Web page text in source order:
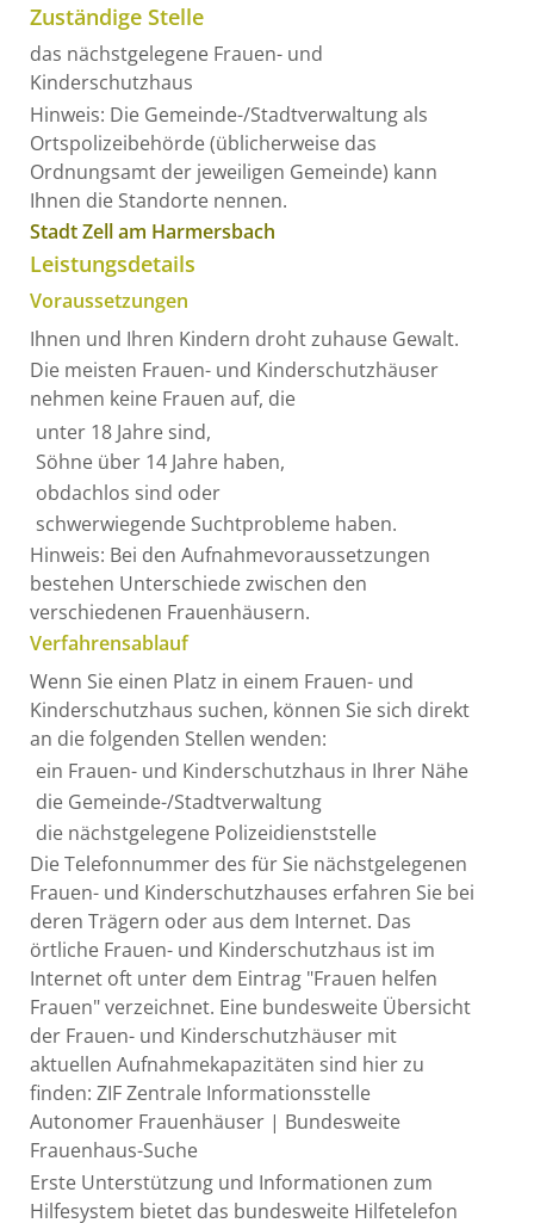
Zuständige Stelle
das nächstgelegene Frauen- und
Kinderschutzhaus
Hinweis: Die Gemeinde-/Stadtverwaltung als
Ortspolizeibehörde (üblicherweise das
Ordnungsamt der jeweiligen Gemeinde) kann
Ihnen die Standorte nennen.
Stadt Zell am Harmersbach
Leistungsdetails
Voraussetzungen
Ihnen und Ihren Kindern droht zuhause Gewalt.
Die meisten Frauen- und Kinderschutzhäuser
nehmen keine Frauen auf, die
unter 18 Jahre sind,
Söhne über 14 Jahre haben,
obdachlos sind oder
schwerwiegende Suchtprobleme haben.
Hinweis: Bei den Aufnahmevoraussetzungen
bestehen Unterschiede zwischen den
verschiedenen Frauenhäusern.
Verfahrensablauf
Wenn Sie einen Platz in einem Frauen- und
Kinderschutzhaus suchen, können Sie sich direkt
an die folgenden Stellen wenden:
ein Frauen- und Kinderschutzhaus in Ihrer Nähe
die Gemeinde-/Stadtverwaltung
die nächstgelegene Polizeidienststelle
Die Telefonnummer des für Sie nächstgelegenen
Frauen- und Kinderschutzhauses erfahren Sie bei
deren Trägern oder aus dem Internet. Das
örtliche Frauen- und Kinderschutzhaus ist im
Internet oft unter dem Eintrag "Frauen helfen
Frauen" verzeichnet. Eine bundesweite Übersicht
der Frauen- und Kinderschutzhäuser mit
aktuellen Aufnahmekapazitäten sind hier zu
finden: ZIF Zentrale Informationsstelle
Autonomer Frauenhäuser | Bundesweite
Frauenhaus-Suche
Erste Unterstützung und Informationen zum
Hilfesystem bietet das bundesweite Hilfetelefon